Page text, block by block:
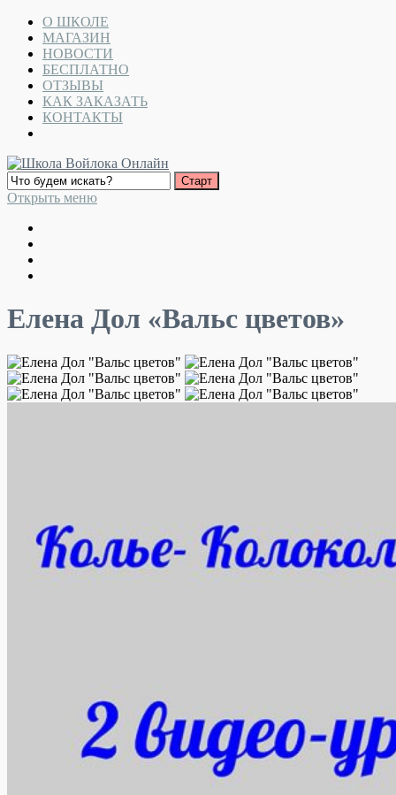
О ШКОЛЕ
МАГАЗИН
НОВОСТИ
БЕСПЛАТНО
ОТЗЫВЫ
КАК ЗАКАЗАТЬ
КОНТАКТЫ
Открыть меню
Елена Дол «Вальс цветов»